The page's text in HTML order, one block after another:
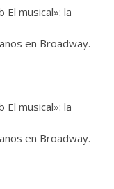
El musical»: la
en Broadway.
El musical»: la
en Broadway.